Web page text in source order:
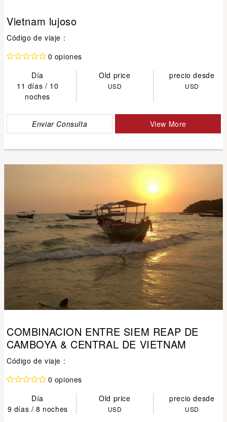
Vietnam lujoso
Código de viaje :
0 opiones
Día
Old price
precio desde
11 días / 10
noches
USD USD
Enviar Consulta View More
COMBINACION ENTRE SIEM REAP DE
CAMBOYA & CENTRAL DE VIETNAM
Código de viaje :
0 opiones
Día
Old price
precio desde
9 días / 8 noches
USD USD